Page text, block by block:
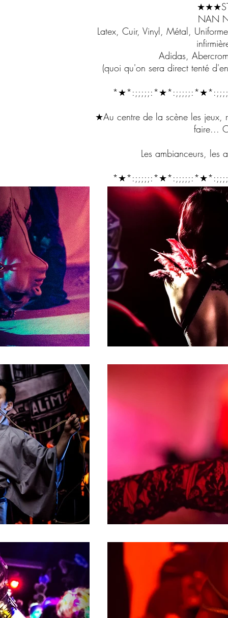
NAN
Latex, Cuir, Vinyl, Métal,
Adidas,
(quoi qu'on sera direct tenté
★Au centre de la scène les jeux,
faire...
Les ambianceurs, les